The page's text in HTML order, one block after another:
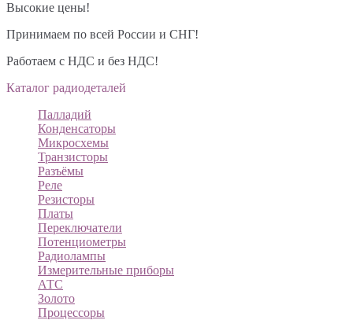
Высокие цены!
Принимаем по всей России и СНГ!
Работаем с НДС и без НДС!
Каталог радиодеталей
Палладий
Конденсаторы
Микросхемы
Транзисторы
Разъёмы
Реле
Резисторы
Платы
Переключатели
Потенциометры
Радиолампы
Измерительные приборы
АТС
Золото
Процессоры